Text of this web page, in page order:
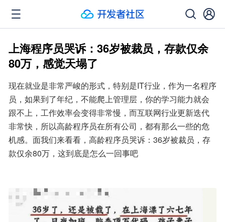
上海程序员哭诉：36岁被裁员，存款仅余
80万，感觉天塌了
现在就业是非常严峻的形式，特别是IT行业，作为一名程序
员，如果到了年纪，不能爬上管理层，你的学习能力就会
跟不上，工作效率会变得非常慢，而互联网行业更新迭代
非常快，所以高龄程序员在所有公司，都有那么一些的危
机感。面我们来看看，高龄程序员哭诉：36岁被裁员，存
款仅余80万，这到底是怎么一回事吧